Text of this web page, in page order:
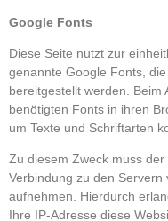
Google Fonts
Diese Seite nutzt zur
genannte Google Fonts,
bereitgestellt werden. Beim
benötigten Fonts in ihren
um Texte und Schriftarten
Zu diesem Zweck muss
Verbindung zu den Servern
aufnehmen. Hierdurch
Ihre IP-Adresse diese